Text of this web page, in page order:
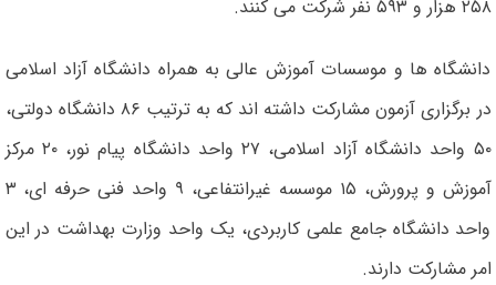
۲۵۸ هزار و ۵۹۳ نفر شرکت می کنند.
دانشگاه ها و موسسات آموزش عالی به همراه دانشگاه آزاد اسلامی
در برگزاری آزمون مشارکت داشته اند که به ترتیب ۸۶ دانشگاه دولتی،
۵۰ واحد دانشگاه آزاد اسلامی، ۲۷ واحد دانشگاه پیام نور، ۲۰ مرکز
آموزش و پرورش، ۱۵ موسسه غیرانتفاعی، ۹ واحد فنی حرفه ای، ۳
واحد دانشگاه جامع علمی کاربردی، یک واحد وزارت بهداشت در این
امر مشارکت دارند.